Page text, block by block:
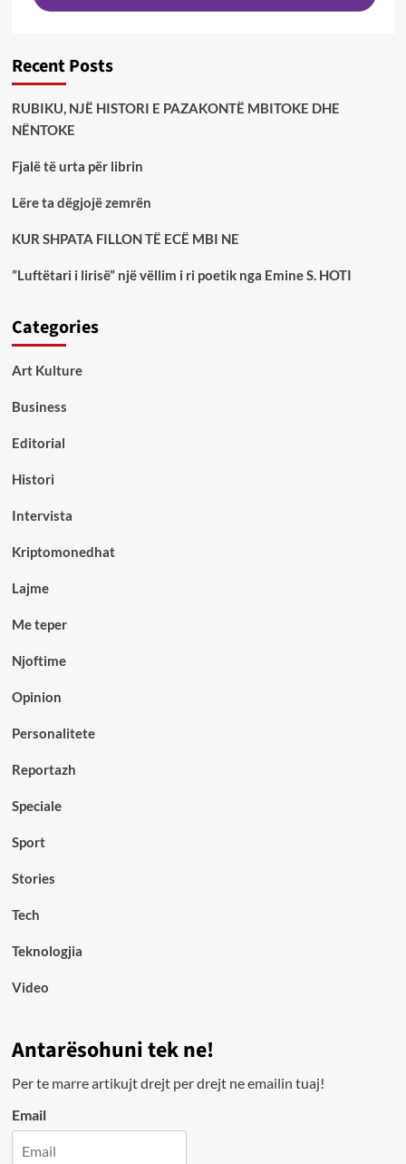
Recent Posts
RUBIKU, NJË HISTORI E PAZAKONTË MBITOKE DHE
NËNTOKE
Fjalë të urta për librin
Lëre ta dëgjojë zemrën
KUR SHPATA FILLON TË ECË MBI NE
”Luftëtari i lirisë” një vëllim i ri poetik nga Emine S. HOTI
Categories
Art Kulture
Business
Editorial
Histori
Intervista
Kriptomonedhat
Lajme
Me teper
Njoftime
Opinion
Personalitete
Reportazh
Speciale
Sport
Stories
Tech
Teknologjia
Video
Antarësohuni tek ne!
Per te marre artikujt drejt per drejt ne emailin tuaj!
Email